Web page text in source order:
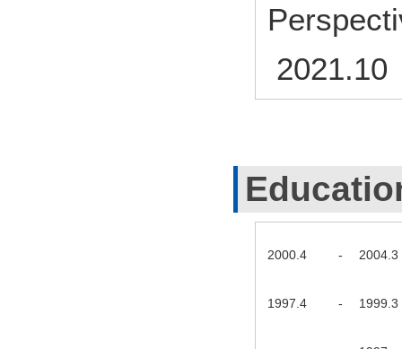
2021.10
2000.4 - 2004.3
1997.4 - 1999.3